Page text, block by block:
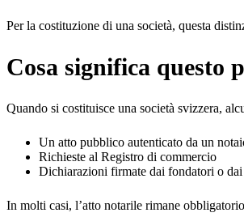
Per la costituzione di una società, questa
Cosa significa questo
Quando si costituisce una società svizzera,
Un atto pubblico autenticato da un
Richieste al Registro di commercio
Dichiarazioni firmate dai fondatori o
In molti casi, l’atto notarile rimane